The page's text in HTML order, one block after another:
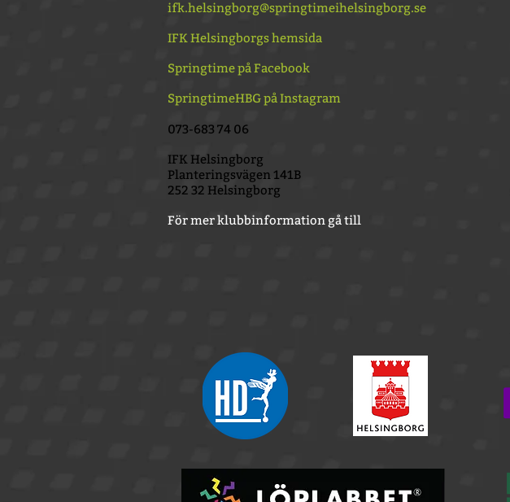
ifk.helsingborg@springtimeihelsingborg.se
IFK Helsingborgs hemsida
Springtime på Facebook
SpringtimeHBG på Instagram
073-683 74 06
IFK Helsingborg
Planteringsvägen 141B
252 32 Helsingborg
För mer klubbinformation gå till